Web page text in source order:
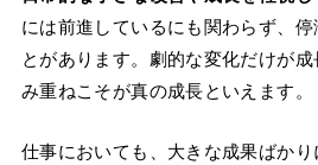
には前進しているにも関わらず、停
とがあります。劇的な変化だけが
み重ねこそが真の成長といえます。
仕事においても、大きな成果ばかり